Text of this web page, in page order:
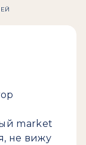
market
не вижу